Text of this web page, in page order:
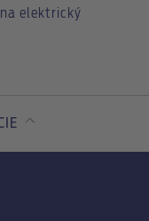
elektrický